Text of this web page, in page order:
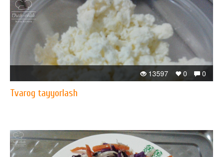
0
0
13597
Tvarog tayyorlash